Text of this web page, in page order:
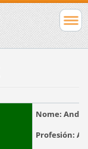
Nome:
Profesión: